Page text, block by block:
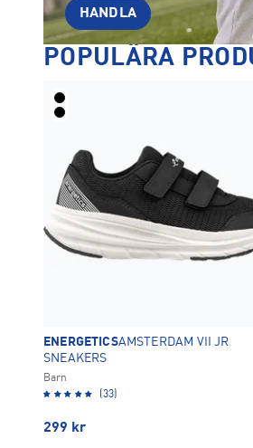
HANDLA
POPULÄRA
ENERGETICSAMSTERDAM VII JR
SNEAKERS
Barn
(33)
299 kr